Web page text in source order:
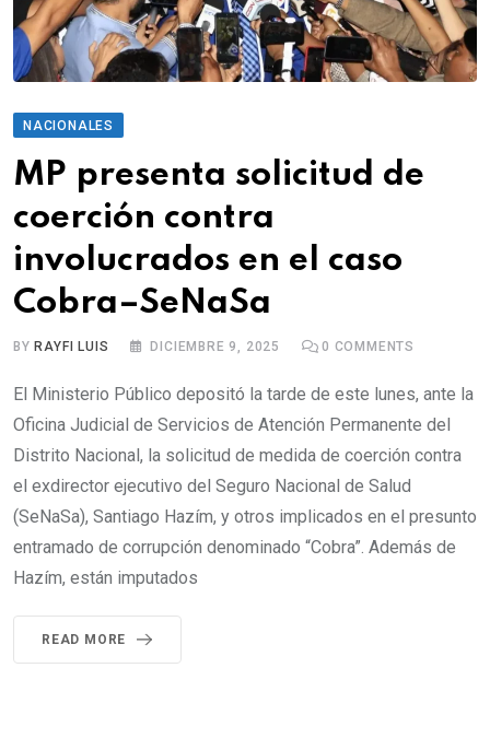
NACIONALES
MP presenta solicitud de
coerción contra
involucrados en el caso
Cobra–SeNaSa
BYRAYFI LUIS DICIEMBRE 9, 2025 0 COMMENTS
El Ministerio Público depositó la tarde de este lunes, ante la
Oficina Judicial de Servicios de Atención Permanente del
Distrito Nacional, la solicitud de medida de coerción contra
el exdirector ejecutivo del Seguro Nacional de Salud
(SeNaSa), Santiago Hazím, y otros implicados en el presunto
entramado de corrupción denominado “Cobra”. Además de
Hazím, están imputados
READ MORE